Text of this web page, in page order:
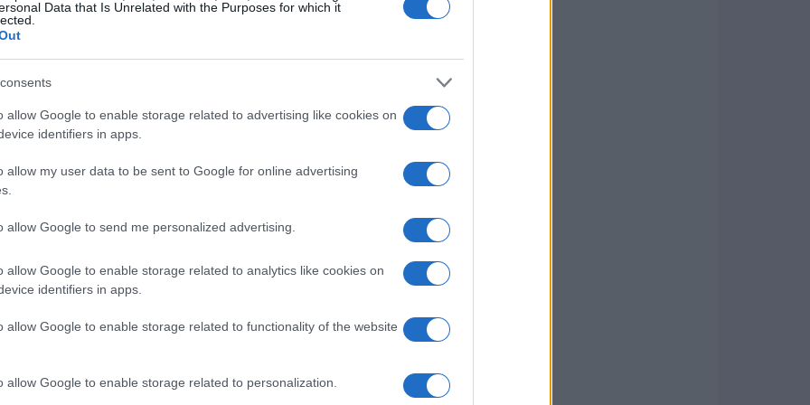
Data that Is Unrelated with the Purposes for which it
allow Google to enable storage related to advertising like cookies on
identifiers in apps.
allow my user data to be sent to Google for online advertising
allow Google to send me personalized advertising.
allow Google to enable storage related to analytics like cookies on
identifiers in apps.
allow Google to enable storage related to functionality of the website
allow Google to enable storage related to personalization.
Grazie a telescopi moderni, come il
Array, gli scienziati sono in grado di captare le
Nel caso specifico, il buco nero in
di galassie noto come CHIPS 1911+4455,
Chi non è affascinato dall’idea di
nomi così intriganti?
massa è milioni di volte superiore a quella del
dei processi che avvengono nei nuclei
che questo buco nero è ancora in una
si estendono per appena cento anni luce,
a quanto osservato in altri buchi neri già
queste fasi giovanili? Perché ci raccontano
dei buchi neri.